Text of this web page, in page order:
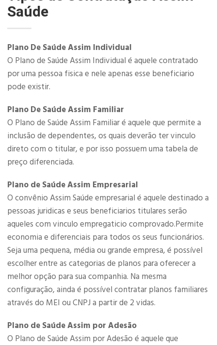
Saúde
Plano De Saúde Assim Individual
O Plano de Saúde Assim Individual é aquele contratado
por uma pessoa fisica e nele apenas esse beneficiario
pode existir.
Plano De Saúde Assim Familiar
O Plano de Saúde Assim Familiar é aquele que permite a
inclusão de dependentes, os quais deverão ter vinculo
direto com o titular, e por isso possuem uma tabela de
preço diferenciada.
Plano de Saúde Assim Empresarial
O convênio Assim Saúde empresarial é aquele destinado a
pessoas juridicas e seus beneficiarios titulares serão
aqueles com vinculo empregaticio comprovado.Permite
economia e diferenciais para todos os seus funcionários.
Seja uma pequena, média ou grande empresa, é possível
escolher entre as categorias de planos para oferecer a
melhor opção para sua companhia. Na mesma
configuração, ainda é possível contratar planos familiares
através do MEI ou CNPJ a partir de 2 vidas.​
Plano de Saúde Assim por Adesão
O Plano de Saúde Assim por Adesão é aquele que